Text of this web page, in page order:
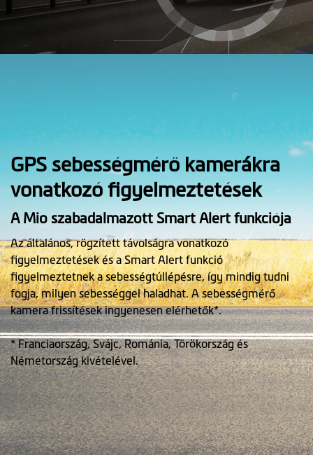
GPS sebességmérő kamerákra
vonatkozó figyelmeztetések
A Mio szabadalmazott Smart Alert funkciója
Az általános, rögzített távolságra vonatkozó
figyelmeztetések és a Smart Alert funkció
figyelmeztetnek a sebességtúllépésre, így mindig tudni
fogja, milyen sebességgel haladhat. A sebességmérő
kamera frissítések ingyenesen elérhetők*.
* Franciaország, Svájc, Románia, Törökország és
Németország kivételével.